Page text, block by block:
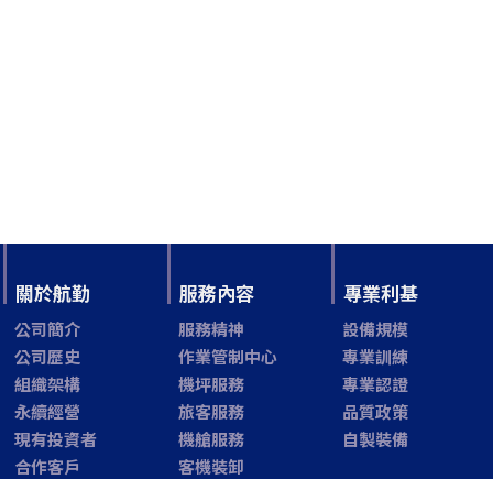
關於航勤
公司簡介
公司歷史
組織架構
永續經營
現有投資者
合作客戶
服務內容
服務精神
作業管制中心
機坪服務
旅客服務
機艙服務
客機裝卸
專業利基
設備規模
專業訓練
專業認證
品質政策
自製裝備